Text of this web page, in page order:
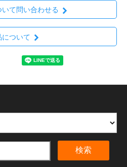
て問い合わせる
について
検索